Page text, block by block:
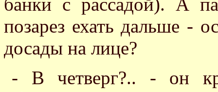
позарез ехать дальше -
досады на лице?
- В четверг?.. - он